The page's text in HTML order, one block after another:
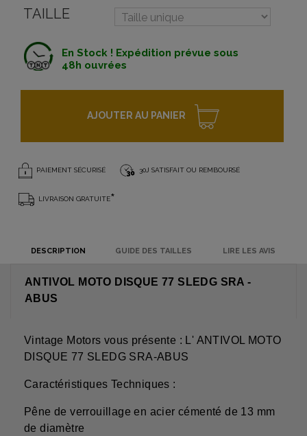
TAILLE
En Stock ! Expédition prévue sous
48h ouvrées
AJOUTER AU PANIER
PAIEMENT SÉCURISÉ 30J SATISFAIT OU REMBOURSÉ
LIVRAISON GRATUITE*
DESCRIPTION GUIDE DES TAILLES LIRE LES AVIS
ANTIVOL MOTO DISQUE 77 SLEDG SRA -
ABUS
Vintage Motors vous présente : L' ANTIVOL MOTO
DISQUE 77 SLEDG SRA-ABUS
Caractéristiques Techniques :
Pêne de verrouillage en acier cémenté de 13 mm
de diamètre